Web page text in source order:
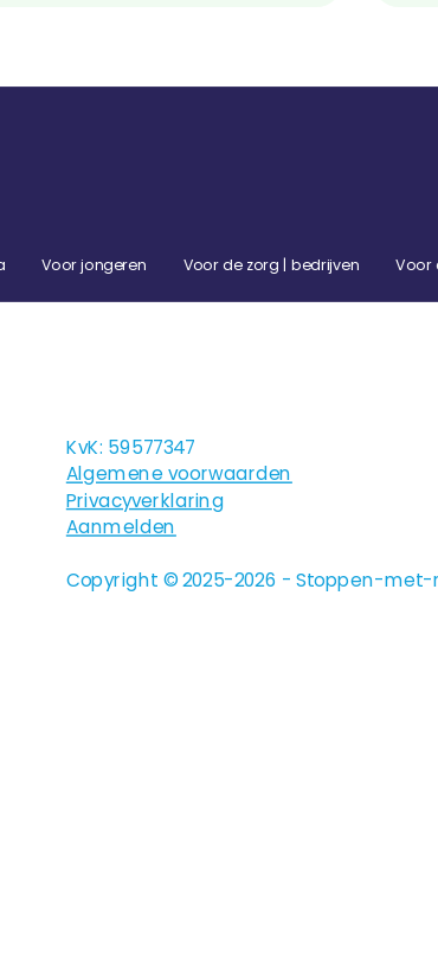
Voor jongeren Voor de zorg | bedrijven Voor
KvK: 59577347
Algemene voorwaarden
Privacyverklaring
Aanmelden
Copyright © 2025-2026 - Stoppen-met-